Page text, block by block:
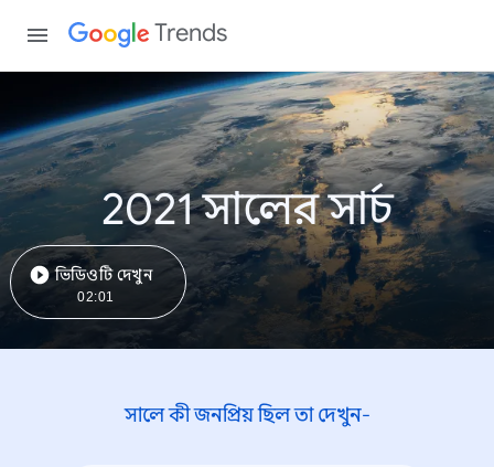
Trends
2021 সালের সার্চ
ভিডিওটি দেখুন
02:01
সালে কী জনপ্রিয় ছিল তা দেখুন-